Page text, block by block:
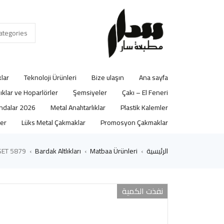
Ana sayfa
Bize ulaşın
Teknoloji Ürünleri
Çakı – El Feneri
Şemsiyeler
ve Hoparlörler
Plastik Kalemler
Metal Anahtarlıklar
2026 Ajandalar
Promosyon Çakmaklar
Lüks Metal Çakmaklar
الرئيسية ›
Matbaa Ürünleri
›
Bardak Altlıkları
›
5879 Siyah Deri Bardak Altlığı 4’LÜ SET
نفذت الكمية